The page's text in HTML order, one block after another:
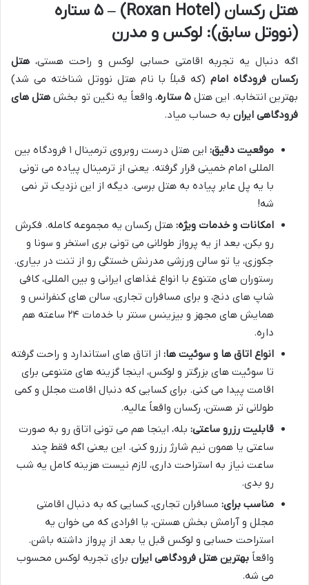
هتل رکسان (Roxan Hotel) – ۵ ستاره
(نووتل سابق): لوکس و مدرن
اگه دنبال یه تجربه اقامتی حسابی لوکس و راحت هستی، هتل
رکسان فرودگاه امام(که قبلاً با نام هتل نووتل شناخته می شد)
بهترین انتخابه. این هتل۵ ستاره ، واقعاً یه نگین تو بخش هتل های
فرودگاهی ایران به حساب میاد.
موقعیت دقیق:
این هتل درست روبروی ترمینال ۱ فرودگاه بین
المللی امام خمینی قرار گرفته. یعنی از ترمینال پیاده می تونی
با یه پل عابر پیاده به هتل برسی. دیگه از این نزدیک تر نمی
شه!
امکانات و خدمات ویژه: هتل رکسان یه مجموعه کامله. فکرش
رو بکن، بعد از یه پرواز طولانی می تونی بری استخر و سونا و
جکوزی، یا تو سالن ورزشی مدرنش خستگی رو از تنت در بیاری.
رستوران های متنوع با انواع غذاهای ایرانی و بین المللی، کافی
شاپ های دنج، و برای مسافران تجاری، سالن های کنفرانس و
همایش های مجهز و بیزینس سنتر با خدمات ۲۴ ساعته هم
داره.
انواع اتاق ها و سوئیت ها: از اتاق های استاندارد و راحت گرفته
تا سوئیت های بزرگتر و لوکس، اینجا گزینه های متنوعی برای
اقامت پیدا می کنی. برای کسایی که دنبال اقامت مجلل و کمی
طولانی تر هستن، رکسان واقعاً عالیه.
قابلیت رزرو ساعتی: بله، اینجا هم می تونی اتاق رو به صورت
ساعتی یا همون نیم شارژ رزرو کنی. این یعنی اگه فقط چند
ساعت نیاز به استراحت داری، لازم نیست هزینه کامل یه شب
رو بدی.
مناسب برای: مسافران تجاری، کسایی که به دنبال اقامتی
مجلل و آرامش بخش هستن، یا افرادی که می خوان یه
استراحت حسابی و لوکس قبل یا بعد از پرواز داشته باشن.
واقعاً بهترین هتل فرودگاهی ایران برای تجربه لوکس محسوب
می شه.